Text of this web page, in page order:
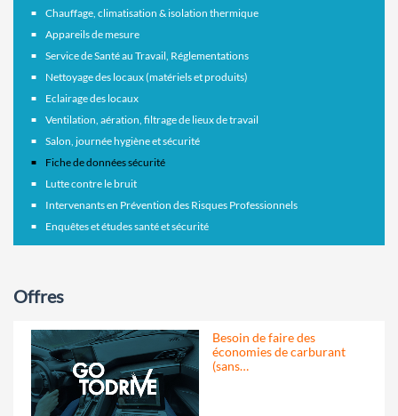
Chauffage, climatisation & isolation thermique
Appareils de mesure
Service de Santé au Travail, Réglementations
Nettoyage des locaux (matériels et produits)
Eclairage des locaux
Ventilation, aération, filtrage de lieux de travail
Salon, journée hygiène et sécurité
Fiche de données sécurité
Lutte contre le bruit
Intervenants en Prévention des Risques Professionnels
Enquêtes et études santé et sécurité
Offres
Besoin de faire des
économies de carburant
(sans…